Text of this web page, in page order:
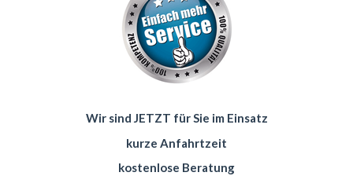
Wir sind JETZT für Sie im Einsatz
kurze Anfahrtzeit
kostenlose Beratung